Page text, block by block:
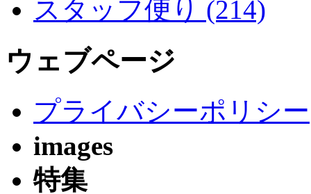
スタッフ便り (214)
ウェブページ
プライバシーポリシー
images
特集